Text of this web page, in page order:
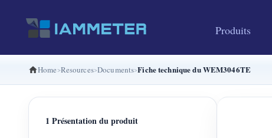
Produits
Home Resources Documents Fiche technique du WEM3046TE
1 Présentation du produit